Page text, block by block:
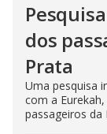
dos
Prata
Uma pesquisa
com a
passageiros da